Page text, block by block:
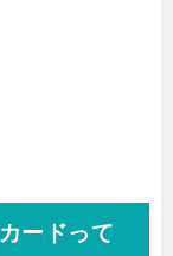
ードって